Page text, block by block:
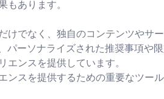
あります。
けでなく、独自のコンテンツやサ
ーソナライズされた推奨事項や
ンスを提供しています。
ンスを提供するための重要なツー